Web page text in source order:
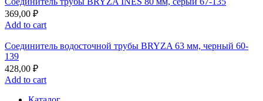
369,00 ₽
Add to cart
Соединитель водосточной трубы BRYZA 63 мм, черный 60-
139
428,00 ₽
Add to cart